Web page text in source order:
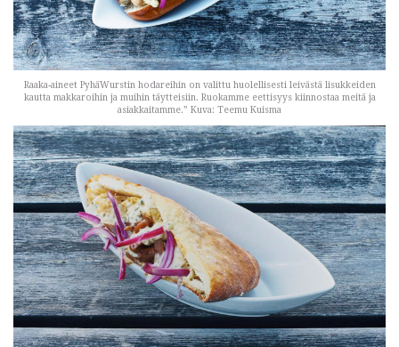
Raaka-aineet PyhäWurstin hodareihin on valittu huolellisesti leivästä lisukkeiden
kautta makkaroihin ja muihin täytteisiin. Ruokamme eettisyys kiinnostaa meitä ja
asiakkaitamme.” Kuva: Teemu Kuisma